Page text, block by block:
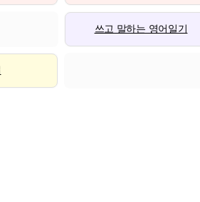
쓰고 말하는 영어일기